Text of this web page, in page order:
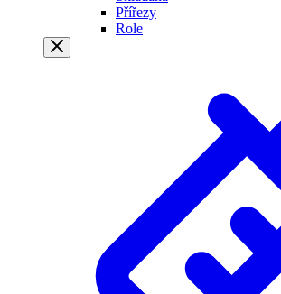
Přířezy
Role